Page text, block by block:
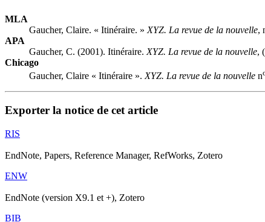
MLA
Gaucher, Claire. « Itinéraire. » XYZ. La revue de la nouvelle,
APA
Gaucher, C. (2001). Itinéraire. XYZ. La revue de la nouvelle,
Chicago
Gaucher, Claire « Itinéraire ».XYZ. La revue de la nouvelle n
Exporter la notice de cet article
RIS
EndNote, Papers, Reference Manager, RefWorks, Zotero
ENW
EndNote (version X9.1 et +), Zotero
BIB